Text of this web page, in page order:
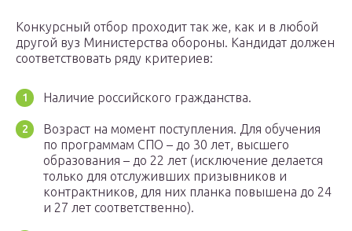
Конкурсный отбор проходит так же, как и в любой
другой вуз Министерства обороны. Кандидат должен
соответствовать ряду критериев:
Наличие российского гражданства.
Возраст на момент поступления. Для обучения
по программам СПО – до 30 лет, высшего
образования – до 22 лет (исключение делается
только для отслуживших призывников и
контрактников, для них планка повышена до 24
и 27 лет соответственно).